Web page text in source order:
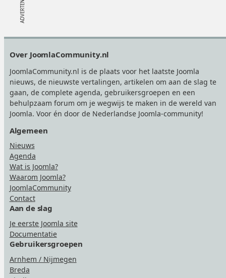
Over JoomlaCommunity.nl
JoomlaCommunity.nl is de plaats voor het laatste Joomla
nieuws, de nieuwste vertalingen, artikelen om aan de slag te
gaan, de complete agenda, gebruikersgroepen en een
behulpzaam forum om je wegwijs te maken in de wereld van
Joomla. Voor én door de Nederlandse Joomla-community!
Algemeen
Nieuws
Agenda
Wat is Joomla?
Waarom Joomla?
JoomlaCommunity
Contact
Aan de slag
Je eerste Joomla site
Documentatie
Gebruikersgroepen
Arnhem / Nijmegen
Breda